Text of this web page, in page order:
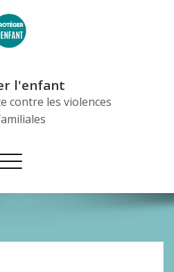
l'enfant
contre les violences
Afficher/masquer
la